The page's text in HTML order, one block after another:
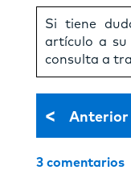
Si tiene
artículo a su
consulta a
< Anterior
3 comentarios